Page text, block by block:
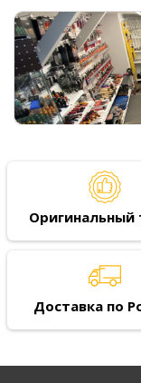
Оригинальный
Доставка по